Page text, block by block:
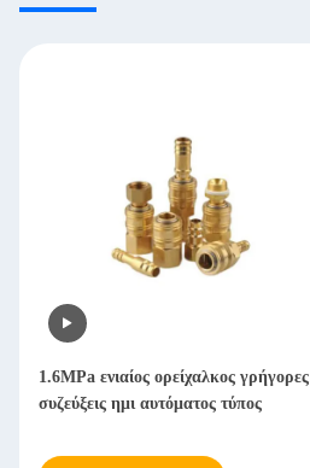
1.6MPa ενιαίος ορείχαλκος γρήγορες
συζεύξεις ημι αυτόματος τύπος